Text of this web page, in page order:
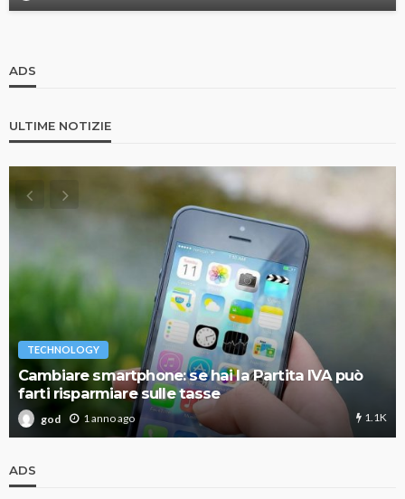
ADS
ULTIME NOTIZIE
TECHNOLOGY
Cambiare smartphone: se hai la Partita IVA può
farti risparmiare sulle tasse
god 1 anno ago 1.1K
ADS